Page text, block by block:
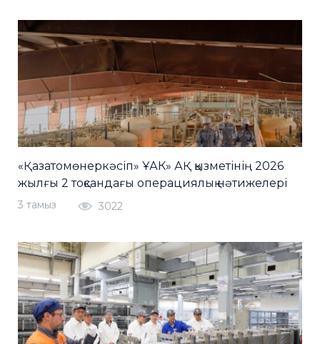
«Қазатомөнеркәсіп» ҰАК» АҚ қызметінің 2026
жылғы 2 тоқсандағы операциялық нәтижелері
3 тамыз 3022